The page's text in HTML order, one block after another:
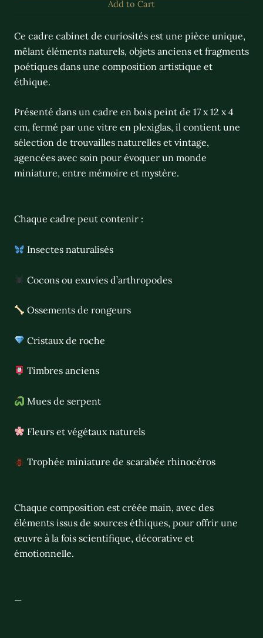
Add to Cart
Ce cadre cabinet de curiosités est une pièce unique,
mêlant éléments naturels, objets anciens et fragments
poétiques dans une composition artistique et
éthique.
Présenté dans un cadre en bois peint de 17 x 12 x 4
cm, fermé par une vitre en plexiglas, il contient une
sélection de trouvailles naturelles et vintage,
agencées avec soin pour évoquer un monde
miniature, entre mémoire et mystère.
Chaque cadre peut contenir :
Insectes naturalisés
Cocons ou exuvies d’arthropodes
Ossements de rongeurs
Cristaux de roche
Timbres anciens
Mues de serpent
Fleurs et végétaux naturels
Trophée miniature de scarabée rhinocéros
Chaque composition est créée main, avec des
éléments issus de sources éthiques, pour offrir une
œuvre à la fois scientifique, décorative et
émotionnelle.
—